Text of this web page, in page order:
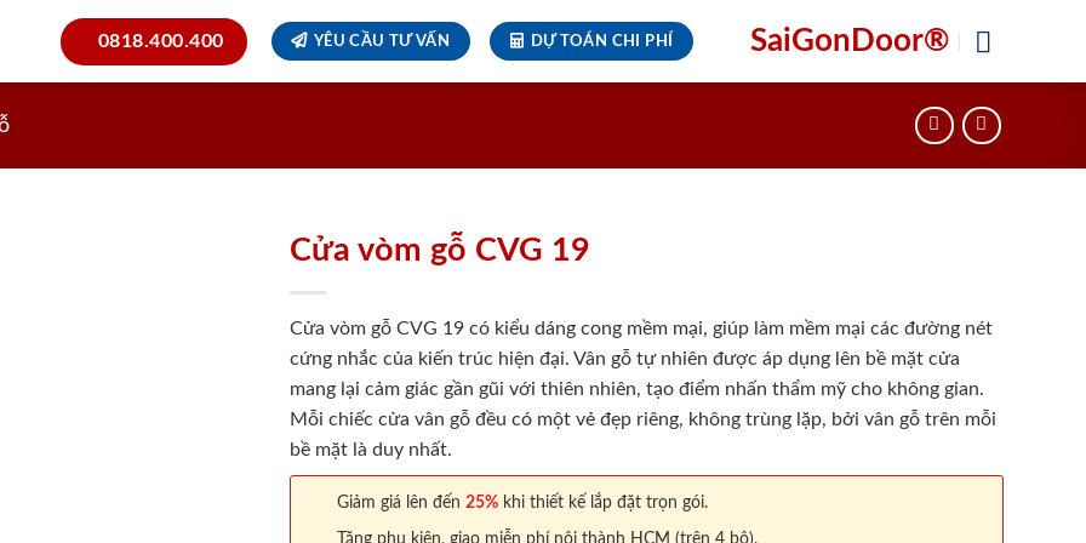
0818.400.400 YÊU CẦU TƯ VẤN DỰ TOÁN CHI PHÍ SaiGonDoor®
Cửa vòm gỗ CVG 19
Cửa vòm gỗ CVG 19 có kiểu dáng cong mềm mại, giúp làm mềm mại các đường nét
cứng nhắc của kiến trúc hiện đại. Vân gỗ tự nhiên được áp dụng lên bề mặt cửa
mang lại cảm giác gần gũi với thiên nhiên, tạo điểm nhấn thẩm mỹ cho không gian.
Mỗi chiếc cửa vân gỗ đều có một vẻ đẹp riêng, không trùng lặp, bởi vân gỗ trên mỗi
bề mặt là duy nhất.
Giảm giá lên đến 25% khi thiết kế lắp đặt trọn gói.
Tặng phụ kiện, giao miễn phí nội thành HCM (trên 4 bộ).